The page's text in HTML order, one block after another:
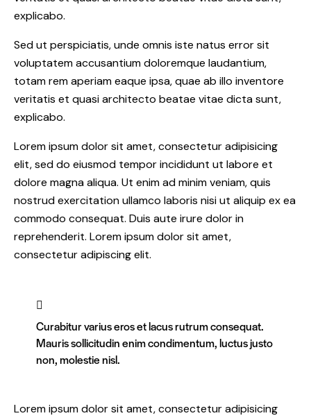
explicabo.
Sed ut perspiciatis, unde omnis iste natus error sit
voluptatem accusantium doloremque laudantium,
totam rem aperiam eaque ipsa, quae ab illo inventore
veritatis et quasi architecto beatae vitae dicta sunt,
explicabo.
Lorem ipsum dolor sit amet, consectetur adipisicing
elit, sed do eiusmod tempor incididunt ut labore et
dolore magna aliqua. Ut enim ad minim veniam, quis
nostrud exercitation ullamco laboris nisi ut aliquip ex ea
commodo consequat. Duis aute irure dolor in
reprehenderit. Lorem ipsum dolor sit amet,
consectetur adipiscing elit.
Curabitur varius eros et lacus rutrum consequat.
Mauris sollicitudin enim condimentum, luctus justo
non, molestie nisl.
Lorem ipsum dolor sit amet, consectetur adipisicing